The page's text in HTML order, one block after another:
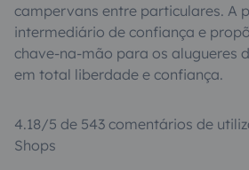
campervans entre particulares. A
intermediário de confiança e
chave-na-mão para os alugueres
em total liberdade e confiança.
4.18/5 de 543 comentários de
Shops